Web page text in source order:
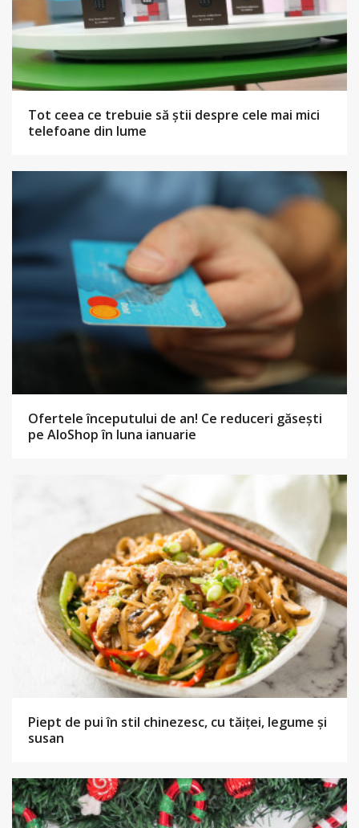
Tot ceea ce trebuie să știi despre cele mai mici
telefoane din lume
Ofertele începutului de an! Ce reduceri găsești
pe AloShop în luna ianuarie
Piept de pui în stil chinezesc, cu tăiței, legume și
susan